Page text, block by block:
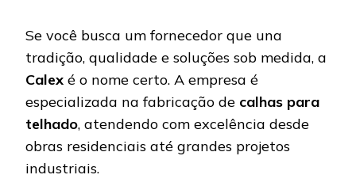
Se você busca um fornecedor que una
tradição, qualidade e soluções sob medida, a
Calex é o nome certo. A empresa é
especializada na fabricação de calhas para
telhado, atendendo com excelência desde
obras residenciais até grandes projetos
industriais.